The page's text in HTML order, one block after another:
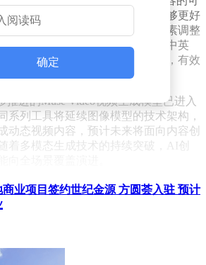
度整合社交平台数据，该模型能够更好
场景特征，从而在背景替换、元素调整
度。在文字生成测试中，模型对中英
呈现准确率较同类产品提升显著，有效
存在的文字失真问题。
推进的Muse Video视频生成模型已进入
系列工具将延续图像模型的技术架构，
动态视频内容，预计未来将面向内容创
着多模态生成技术的持续突破，AI创
确定
业项目签约世纪金源 方圆荟入驻 预计